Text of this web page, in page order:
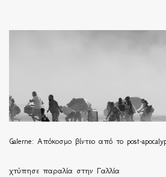
Galerne: Απόκοσμο βίντεο από το post-
χτύπησε παραλία στην Γαλλία